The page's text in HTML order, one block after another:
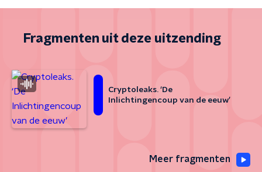
Fragmenten uit deze uitzending
Cryptoleaks. ‘De
Inlichtingencoup van de eeuw’
Meer fragmenten